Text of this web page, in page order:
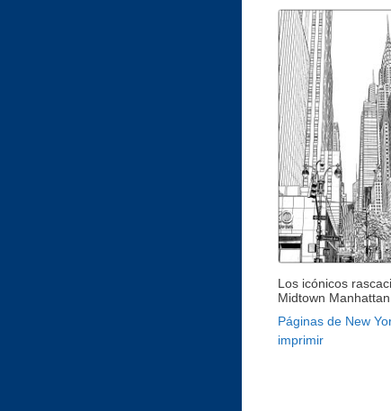
Los icónicos
Midtown Manhattan
Páginas de New
imprimir